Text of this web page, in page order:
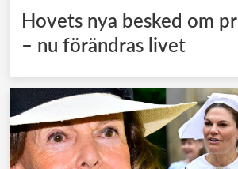
Hovets nya besked om
– nu förändras livet